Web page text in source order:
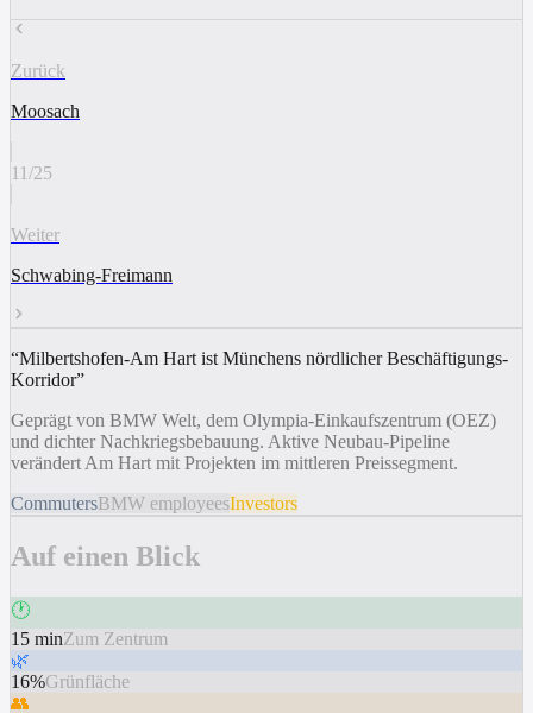
Zurück
Moosach
11/25
Weiter
Schwabing-Freimann
“Milbertshofen-Am Hart ist Münchens nördlicher Beschäftigungs-
Korridor”
Geprägt von BMW Welt, dem Olympia-Einkaufszentrum (OEZ)
und dichter Nachkriegsbebauung. Aktive Neubau-Pipeline
verändert Am Hart mit Projekten im mittleren Preissegment.
CommutersBMW employeesInvestors
Auf einen Blick
🕐
15 minZum Zentrum
🌿
16%Grünfläche
👥